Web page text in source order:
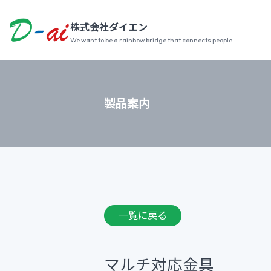
株式会社ダイエン
We want to be a rainbow bridge that connects people.
製品案内
一覧に戻る
マルチ対応金具